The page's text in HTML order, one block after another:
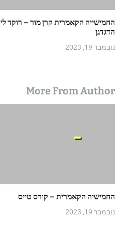
החמישייה הקאמרית קרן מור – רוקד לי
הדגדגן
נובמבר 19, 2023
More From Author
החמישיה הקאמרית – קורס טייס
נובמבר 19, 2023